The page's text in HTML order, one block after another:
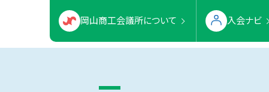
岡山商工会議所について 入会ナビ